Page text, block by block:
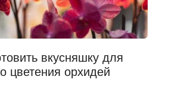
вкусняшку для
цветения орхидей